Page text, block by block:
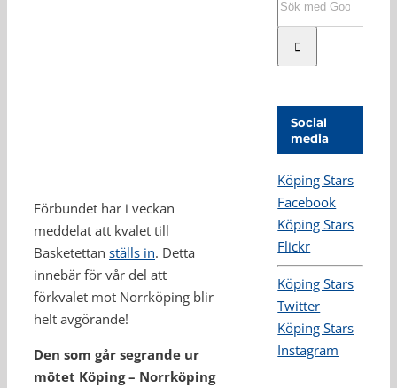
Förbundet har i veckan
meddelat att kvalet till
Basketettan ställs in. Detta
innebär för vår del att
förkvalet mot Norrköping blir
helt avgörande!
Den som går segrande ur
mötet Köping – Norrköping
Social
media
Köping Stars
Facebook
Köping Stars
Flickr
Köping Stars
Twitter
Köping Stars
Instagram